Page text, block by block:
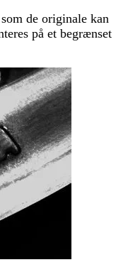
de originale kan
på et begrænset